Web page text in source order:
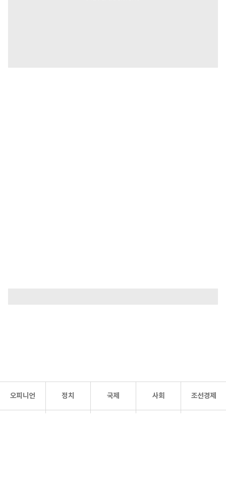
오피니언 정치 국제 사회 조선경제